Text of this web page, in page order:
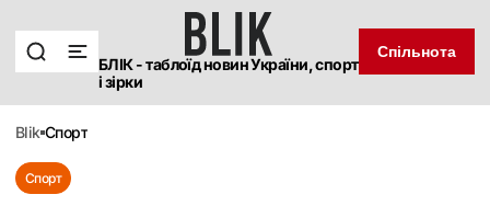
БЛІК - таблоїд новин України, спорт
і зірки
Спільнота
blik спорт
Спорт